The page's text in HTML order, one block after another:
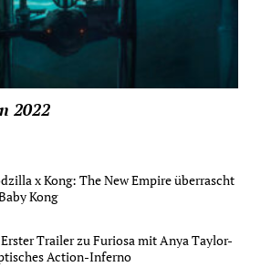
2022
x Kong: The New Empire überrascht
Kong
Trailer zu Furiosa mit Anya Taylor-
Action-Inferno